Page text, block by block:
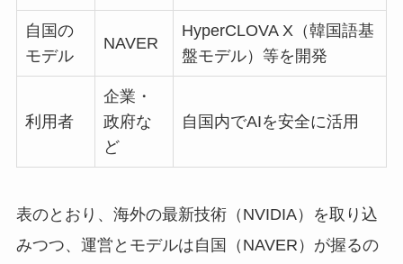
自国の
モデル
NAVER
HyperCLOVA X（韓国語基
盤モデル）等を開発
利用者
企業・
政府な
ど
自国内でAIを安全に活用
表のとおり、海外の最新技術（NVIDIA）を取り込
みつつ、運営とモデルは自国（NAVER）が握るの